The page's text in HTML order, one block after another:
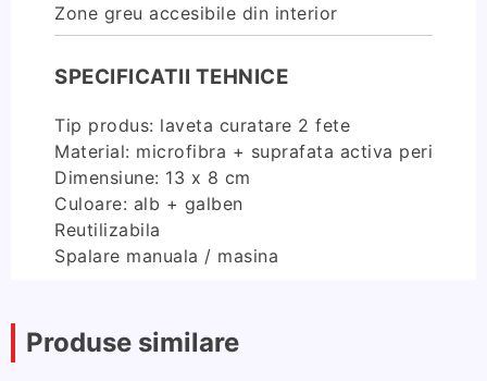
Zone greu accesibile din interior
SPECIFICATII TEHNICE
Tip produs: laveta curatare 2 fete
Material: microfibra + suprafata activa peri
Dimensiune: 13 x 8 cm
Culoare: alb + galben
Reutilizabila
Spalare manuala / masina
Produse similare